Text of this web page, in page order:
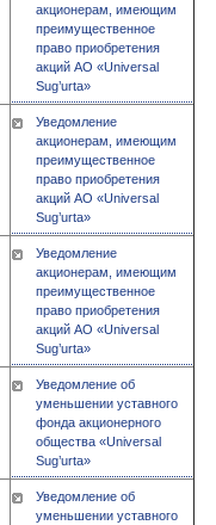
акционерам, имеющим
преимущественное
право приобретения
акций АО «Universal
Sug’urta»
Уведомление
акционерам, имеющим
преимущественное
право приобретения
акций АО «Universal
Sug’urta»
Уведомление
акционерам, имеющим
преимущественное
право приобретения
акций АО «Universal
Sug’urta»
Уведомление об
уменьшении уставного
фонда акционерного
общества «Universal
Sug’urta»
Уведомление об
уменьшении уставного